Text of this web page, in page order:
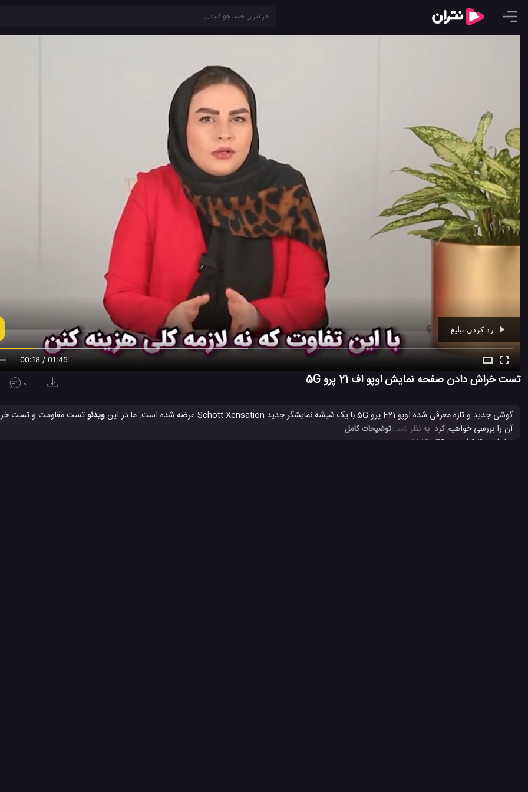
00:19 / 01:45 Ad - 01:26
تست خراش دادن صفحه نمایش اوپو اف 21 پرو 5G 0
گوشی جدید و تازه معرفی شده اوپو F21 پرو 5G با یک شیشه نمایشگر جدید Schott Xensation عرضه شده است. ما در این ویدئوتست مقاومت و تست
... توضیحات کامل